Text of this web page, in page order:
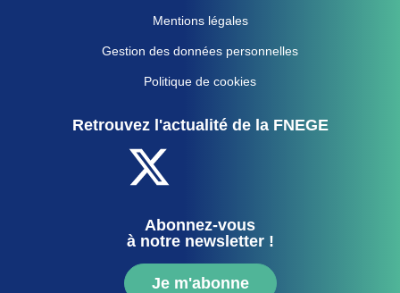
Mentions légales
Gestion des données personnelles
Politique de cookies
Retrouvez l'actualité de la FNEGE
Abonnez-vous
à notre newsletter !
Je m'abonne